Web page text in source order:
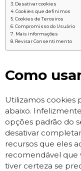
Desativar cookies
Cookies que definimos
Cookies de Terceiros
Compromisso do Usuário
Mais informações
Revisar Consentimento
Como
Utilizamos cookies
abaixo.
opções padrão do
desativar
recursos que eles
recomendável que
tiver certeza se